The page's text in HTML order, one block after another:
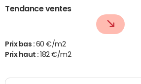
Tendance ventes
Prix bas : 60 €/m2
Prix haut : 182 €/m2